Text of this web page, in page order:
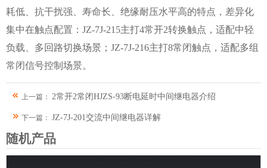
耗低、抗干扰强、寿命长、绝缘耐压水平高的特点，差异化
集中在触点配置：JZ-7J-215主打4常开2转换触点，适配中轻
负载、多回路切换场景；JZ-7J-216主打8常闭触点，适配多组
常闭信号控制场景。
上一篇： 2常开2常闭HJZS-93断电延时中间继电器介绍
下一篇： JZ-7J-201交流中间继电器详解
随机产品